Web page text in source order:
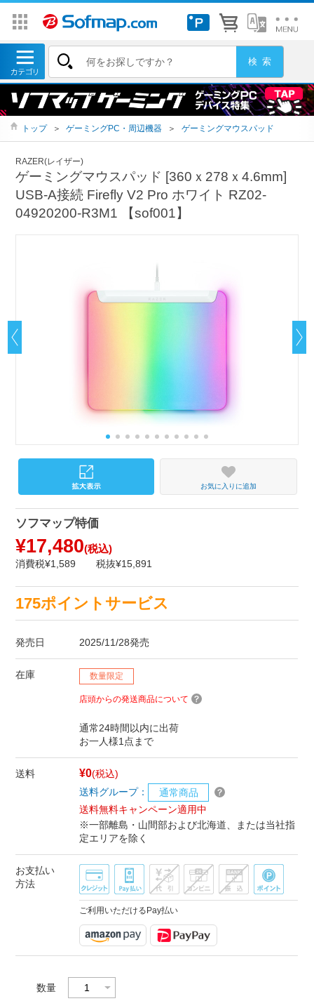
トップ ＞ ゲーミングPC・周辺機器 ＞ ゲーミングマウスパッド
RAZER(レイザー)
ゲーミングマウスパッド [360ｘ278ｘ4.6mm]
USB-A接続 Firefly V2 Pro ホワイト RZ02-
04920200-R3M1 【sof001】
お気に入りに追加
ソフマップ特価
¥17,480(税込)
消費税¥1,589 税抜¥15,891
175ポイントサービス
発売日 2025/11/28発売
在庫 数量限定
店頭からの発送商品について
通常24時間以内に出荷
お一人様1点まで
送料 ¥0(税込)
送料グループ：
通常商品
送料無料キャンペーン適用中
※一部離島・山間部および北海道、または当社指
定エリアを除く
お支払い
方法
ご利用いただけるPay払い
数量